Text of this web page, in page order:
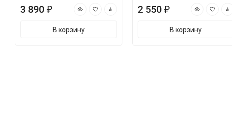
3 890 ₽
В корзину
2 550 ₽
В корзину